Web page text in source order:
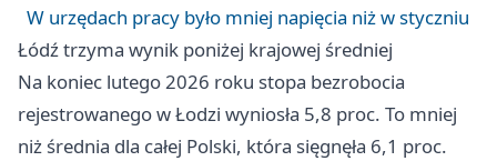
W urzędach pracy było mniej napięcia niż w styczniu
Łódź trzyma wynik poniżej krajowej średniej
Na koniec lutego 2026 roku stopa bezrobocia
rejestrowanego w Łodzi wyniosła 5,8 proc. To mniej
niż średnia dla całej Polski, która sięgnęła 6,1 proc.